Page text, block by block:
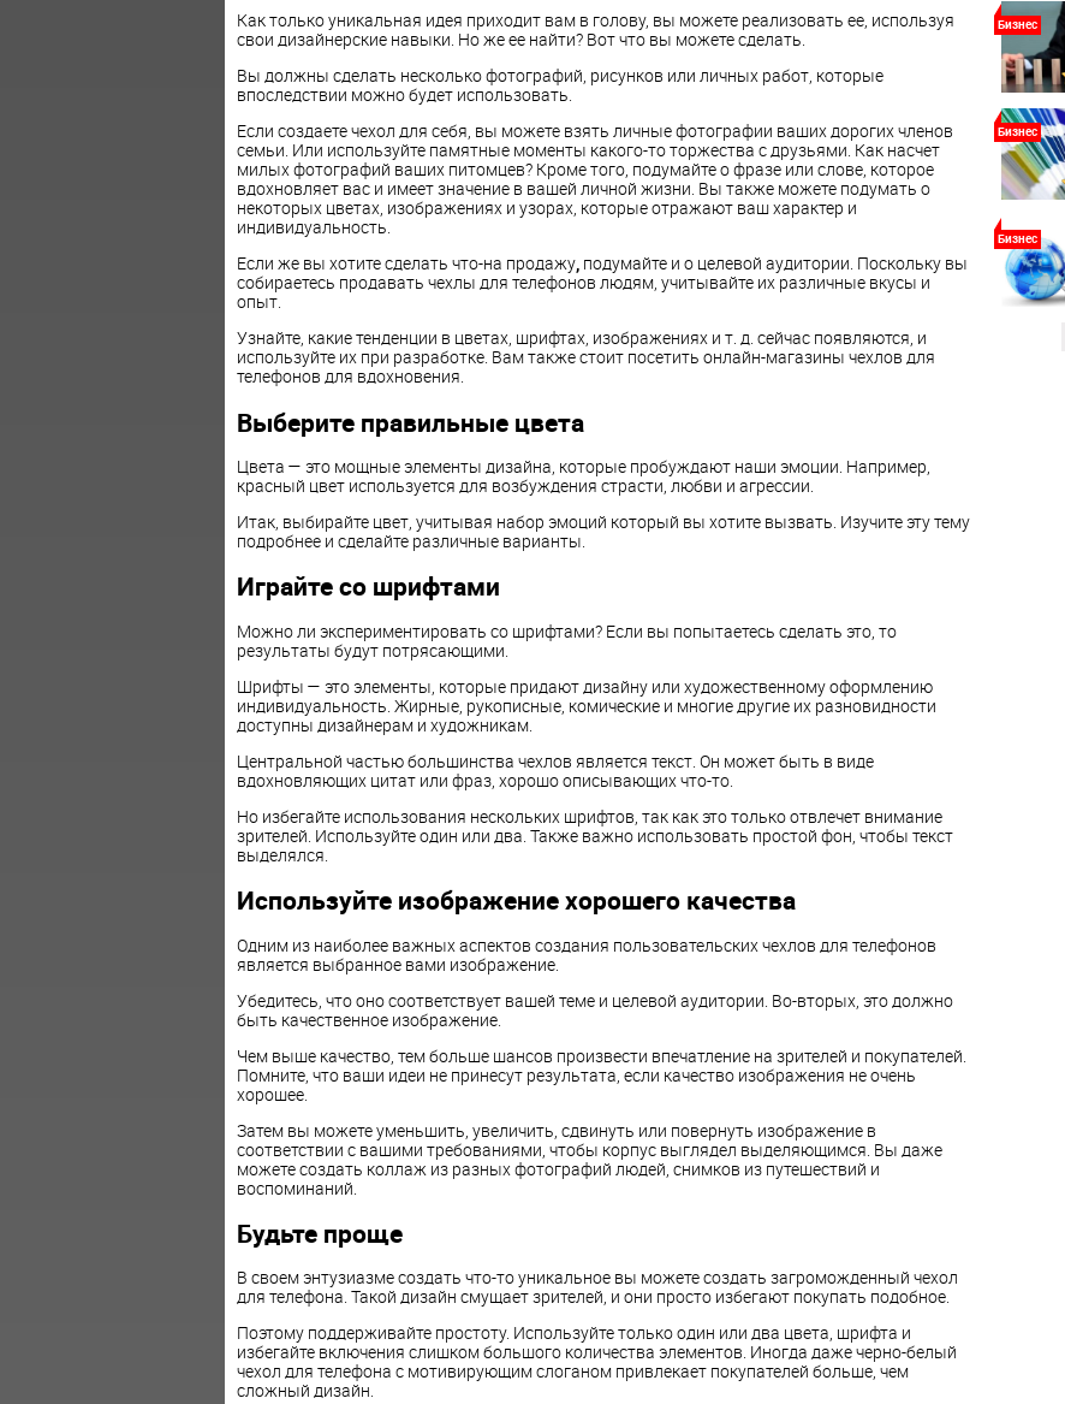
Как только уникальная идея приходит вам в голову, вы можете реализовать ее, используя
свои дизайнерские навыки. Но же ее найти? Вот что вы можете сделать.
Вы должны сделать несколько фотографий, рисунков или личных работ, которые
впоследствии можно будет использовать.
Если создаете чехол для себя, вы можете взять личные фотографии ваших дорогих членов
семьи. Или используйте памятные моменты какого-то торжества с друзьями. Как насчет
милых фотографий ваших питомцев? Кроме того, подумайте о фразе или слове, которое
вдохновляет вас и имеет значение в вашей личной жизни. Вы также можете подумать о
некоторых цветах, изображениях и узорах, которые отражают ваш характер и
индивидуальность.
Если же вы хотите сделать что-на продажу, подумайте и о целевой аудитории. Поскольку вы
собираетесь продавать чехлы для телефонов людям, учитывайте их различные вкусы и
опыт.
Узнайте, какие тенденции в цветах, шрифтах, изображениях и т. д. сейчас появляются, и
используйте их при разработке. Вам также стоит посетить онлайн-магазины чехлов для
телефонов для вдохновения.
Выберите правильные цвета
Цвета — это мощные элементы дизайна, которые пробуждают наши эмоции. Например,
красный цвет используется для возбуждения страсти, любви и агрессии.
Итак, выбирайте цвет, учитывая набор эмоций который вы хотите вызвать. Изучите эту тему
подробнее и сделайте различные варианты.
Играйте со шрифтами
Можно ли экспериментировать со шрифтами? Если вы попытаетесь сделать это, то
результаты будут потрясающими.
Шрифты — это элементы, которые придают дизайну или художественному оформлению
индивидуальность. Жирные, рукописные, комические и многие другие их разновидности
доступны дизайнерам и художникам.
Центральной частью большинства чехлов является текст. Он может быть в виде
вдохновляющих цитат или фраз, хорошо описывающих что-то.
Но избегайте использования нескольких шрифтов, так как это только отвлечет внимание
зрителей. Используйте один или два. Также важно использовать простой фон, чтобы текст
выделялся.
Используйте изображение хорошего качества
Одним из наиболее важных аспектов создания пользовательских чехлов для телефонов
является выбранное вами изображение.
Убедитесь, что оно соответствует вашей теме и целевой аудитории. Во-вторых, это должно
быть качественное изображение.
Чем выше качество, тем больше шансов произвести впечатление на зрителей и покупателей.
Помните, что ваши идеи не принесут результата, если качество изображения не очень
хорошее.
Затем вы можете уменьшить, увеличить, сдвинуть или повернуть изображение в
соответствии с вашими требованиями, чтобы корпус выглядел выделяющимся. Вы даже
можете создать коллаж из разных фотографий людей, снимков из путешествий и
воспоминаний.
Будьте проще
В своем энтузиазме создать что-то уникальное вы можете создать загроможденный чехол
для телефона. Такой дизайн смущает зрителей, и они просто избегают покупать подобное.
Поэтому поддерживайте простоту. Используйте только один или два цвета, шрифта и
избегайте включения слишком большого количества элементов. Иногда даже черно-белый
чехол для телефона с мотивирующим слоганом привлекает покупателей больше, чем
сложный дизайн.
Бизнес
Бизнес
Бизнес